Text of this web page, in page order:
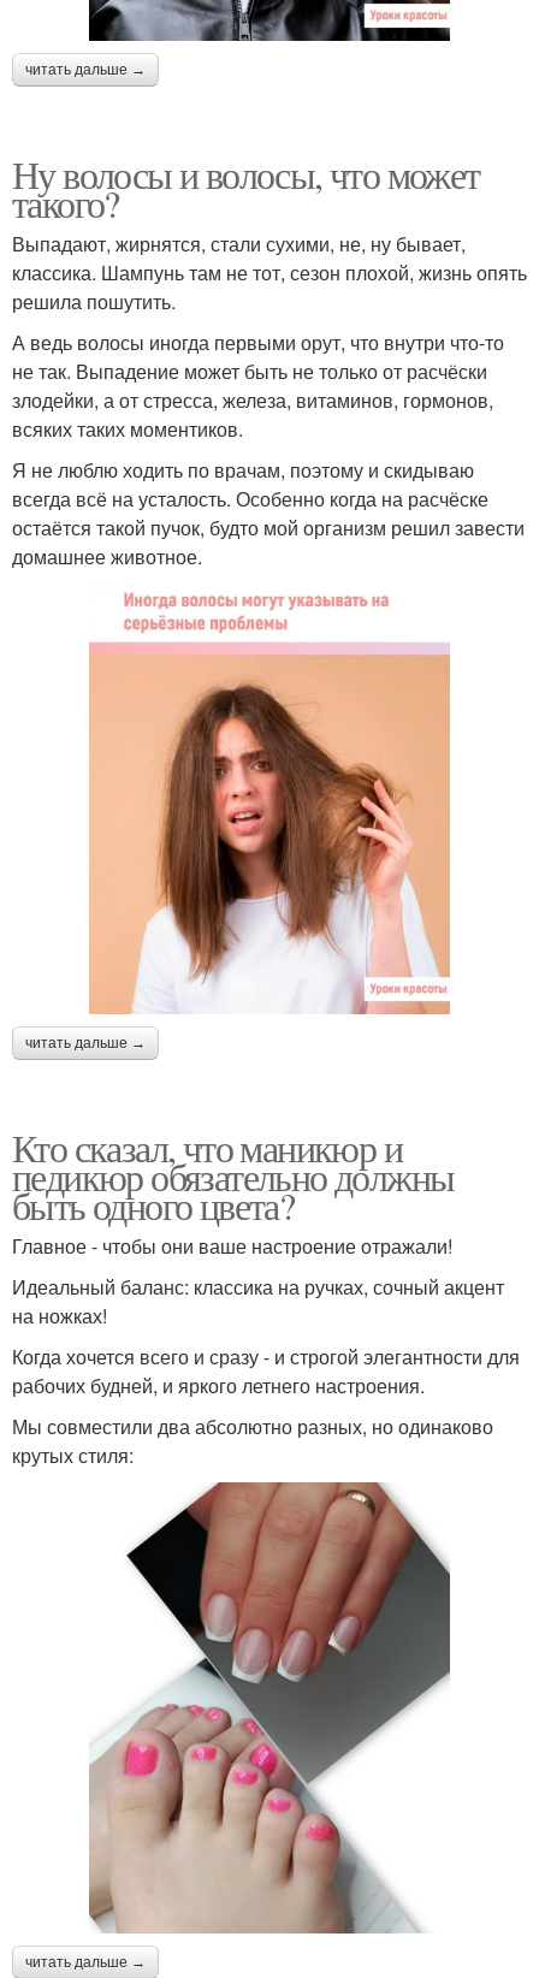
читать дальше →
Ну волосы и волосы, что может
такого?
Выпадают, жирнятся, стали сухими, не, ну бывает,
классика. Шампунь там не тот, сезон плохой, жизнь опять
решила пошутить.
А ведь волосы иногда первыми орут, что внутри что-то
не так. Выпадение может быть не только от расчёски
злодейки, а от стресса, железа, витаминов, гормонов,
всяких таких моментиков.
Я не люблю ходить по врачам, поэтому и скидываю
всегда всё на усталость. Особенно когда на расчёске
остаётся такой пучок, будто мой организм решил завести
домашнее животное.
читать дальше →
Кто сказал, что маникюр и
педикюр обязательно должны
быть одного цвета?
Главное - чтобы они ваше настроение отражали!
Идеальный баланс: классика на ручках, сочный акцент
на ножках!
Когда хочется всего и сразу - и строгой элегантности для
рабочих будней, и яркого летнего настроения.
Мы совместили два абсолютно разных, но одинаково
крутых стиля:
читать дальше →